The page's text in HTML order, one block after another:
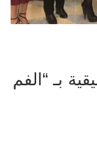
بـ “الفم